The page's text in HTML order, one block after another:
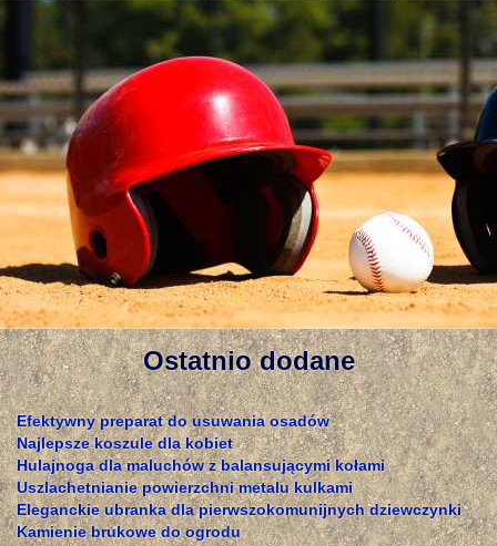
Ostatnio dodane
Efektywny preparat do usuwania osadów
Najlepsze koszule dla kobiet
Hulajnoga dla maluchów z balansującymi kołami
Uszlachetnianie powierzchni metalu kulkami
Eleganckie ubranka dla pierwszokomunijnych dziewczynki
Kamienie brukowe do ogrodu